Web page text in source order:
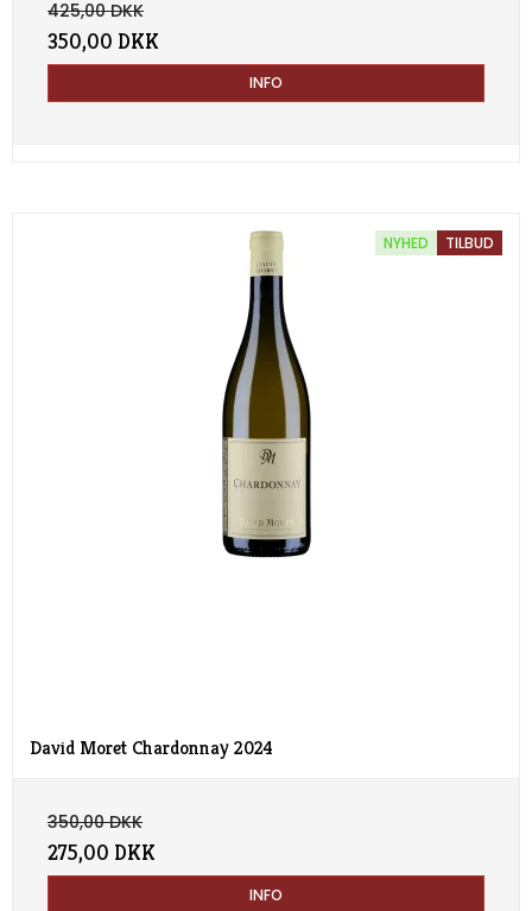
425,00 DKK
350,00 DKK
INFO
NYHED TILBUD
David Moret Chardonnay 2024
350,00 DKK
275,00 DKK
INFO